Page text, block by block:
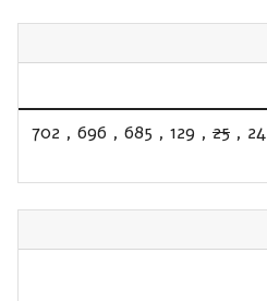
24
,
25
,
129
,
685
,
696
,
702